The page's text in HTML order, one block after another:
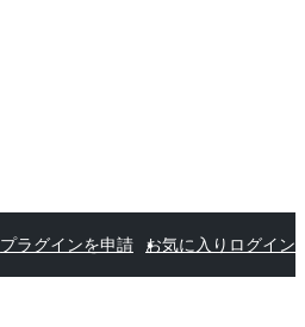
プラグインを申請 お気に入り ログイン